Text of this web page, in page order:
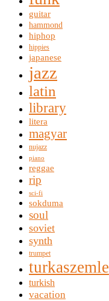
guitar
hammond
hiphop
hippies
japanese
jazz
latin
library
litera
magyar
nujazz
piano
reggae
rip
sci-fi
sokduma
soul
soviet
synth
trumpet
turkaszemle
turkish
vacation